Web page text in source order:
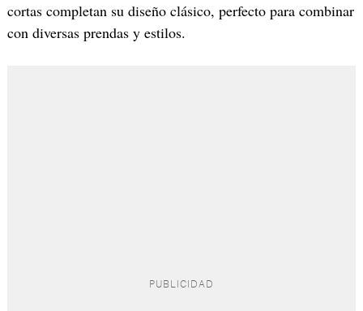
cortas completan su diseño clásico, perfecto para combinar
con diversas prendas y estilos.